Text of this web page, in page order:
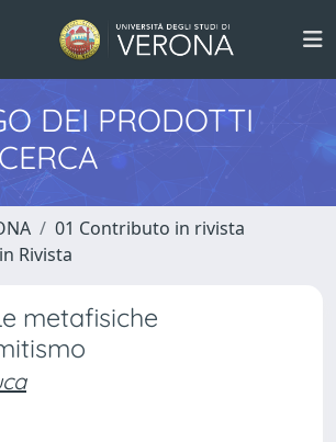
DEI PRODOTTI
01 Contributo in rivista
Rivista
metafisiche